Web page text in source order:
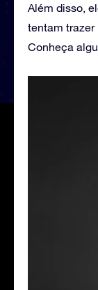
Além disso,
tentam trazer
Conheça